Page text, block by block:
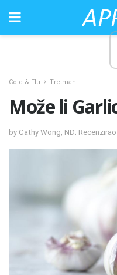
Cold & Flu Tretman
Može li
by Cathy Wong, ND;